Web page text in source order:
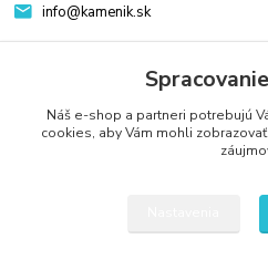
info@kamenik.sk
Náš e-shop a partneri potrebujú
cookies, aby Vám mohli